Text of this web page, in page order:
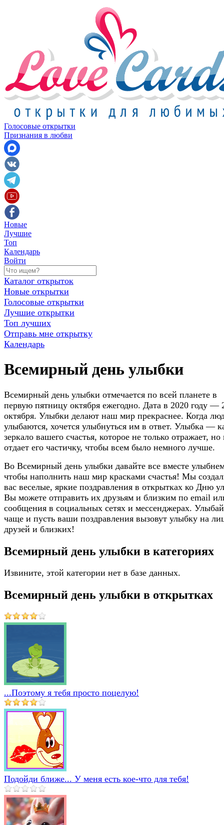
Голосовые открытки
Признания в любви
Новые
Лучшие
Топ
Календарь
Войти
Каталог открыток
Новые открытки
Голосовые открытки
Лучшие открытки
Топ лучших
Отправь мне открытку
Календарь
Всемирный день улыбки
Всемирный день улыбки отмечается по всей планете в
первую пятницу октября ежегодно. Дата в 2020 году —
октября. Улыбки делают наш мир прекраснее. Когда
улыбаются, хочется улыбнуться им в ответ. Улыбка —
зеркало вашего счастья, которое не только отражает, но
отдает его частичку, чтобы всем было немного лучше.
Во Всемирный день улыбки давайте все вместе
чтобы наполнить наш мир красками счастья! Мы
вас веселые, яркие поздравления в открытках ко Дню
Вы можете отправить их друзьям и близким по email
сообщения в социальных сетях и мессенджерах.
чаще и пусть ваши поздравления вызовут улыбку на
друзей и близких!
Всемирный день улыбки в категориях
Извините, этой категории нет в базе данных.
Всемирный день улыбки в открытках
...Поэтому я тебя просто поцелую!
Подойди ближе... У меня есть кое-что для тебя!